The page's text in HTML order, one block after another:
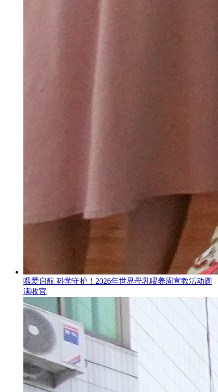
喂爱启航 科学守护！2026年世界母乳喂养周宣教活动圆
满收官